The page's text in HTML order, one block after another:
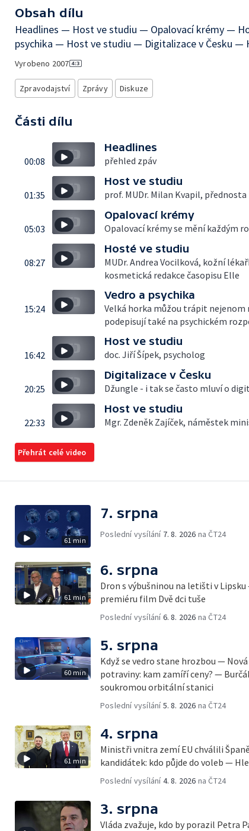
Obsah dílu
Headlines — Host ve studiu — Opalovací krémy —
psychika — Host ve studiu — Digitalizace v Česku —
Vyrobeno 2007
Zpravodajství Zprávy Diskuze
Části dílu
00:08
Headlines
přehled zpáv
01:35
Host ve studiu
prof. MUDr. Milan Kvapil,
05:03
Opalovací krémy
Opalovací krémy se mění každým
08:27
Hosté ve studiu
MUDr. Andrea Vocilková, kožní
kosmetická redakce časopisu Elle
15:24
Vedro a psychika
Velká horka můžou trápit nejenom
podepisují také na psychickém
16:42
Host ve studiu
doc. Jiří Šípek, psycholog
20:25
Digitalizace v Česku
Džungle - i tak se často mluví o
22:33
Host ve studiu
Mgr. Zdeněk Zajíček, náměstek
Přehrát celé video
61 min
7. srpna
Poslední vysílání 7. 8. 2026 na ČT24
61 min
6. srpna
Dron s výbušninou na letišti v
premiéru film Dvě dci tuše
Poslední vysílání6. 8. 2026 na ČT24
60 min
5. srpna
Když se vedro stane hrozbou —
potraviny: kam zamíří ceny? —
soukromou orbitální stanici
Poslední vysílání5. 8. 2026 na ČT24
61 min
4. srpna
Ministři vnitra zemí EU chválili
kandidátek: kdo půjde do voleb —
Poslední vysílání4. 8. 2026 na ČT24
3. srpna
Vláda zvažuje, kdo by porazil Petra